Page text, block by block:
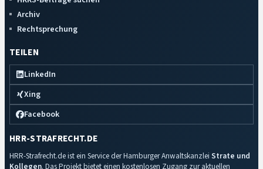
Archiv
Rechtsprechung
TEILEN
LinkedIn
Xing
Facebook
HRR-STRAFRECHT.DE
HRR-Strafrecht.de ist ein Service der Hamburger Anwaltskanzlei Strate und
Kollegen. Das Projekt bietet einen kostenlosen Zugang zur aktuellen